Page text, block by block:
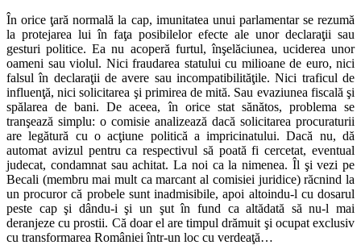
În orice ţară normală la cap, imunitatea unui parlamentar se rezumă
la protejarea lui în faţa posibilelor efecte ale unor declaraţii sau
gesturi politice. Ea nu acoperă furtul, înşelăciunea, uciderea unor
oameni sau violul. Nici fraudarea statului cu milioane de euro, nici
falsul în declaraţii de avere sau incompatibilităţile. Nici traficul de
influenţă, nici solicitarea şi primirea de mită. Sau evaziunea fiscală şi
spălarea de bani. De aceea, în orice stat sănătos, problema se
tranşează simplu: o comisie analizează dacă solicitarea procuraturii
are legătură cu o acţiune politică a impricinatului. Dacă nu, dă
automat avizul pentru ca respectivul să poată fi cercetat, eventual
judecat, condamnat sau achitat. La noi ca la nimenea. Îl şi vezi pe
Becali (membru mai mult ca marcant al comisiei juridice) răcnind la
un procuror că probele sunt inadmisibile, apoi altoindu-l cu dosarul
peste cap şi dându-i şi un şut în fund ca altădată să nu-l mai
deranjeze cu prostii. Că doar el are timpul drămuit şi ocupat exclusiv
cu transformarea României într-un loc cu verdeaţă…